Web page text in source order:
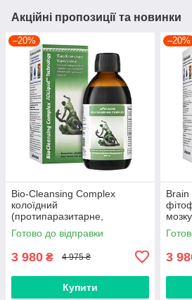
Акційні пропозиції та новинки
–20%
Bio-Cleansing Complex
колоїдний
(протипаразитарне,
аскариди, вістря, лямблії,
описторхоз, хламідіоз)
Готово до відправки
3 980 ₴ 4 975 ₴
Купити
–20%
Brain
тиск,
3